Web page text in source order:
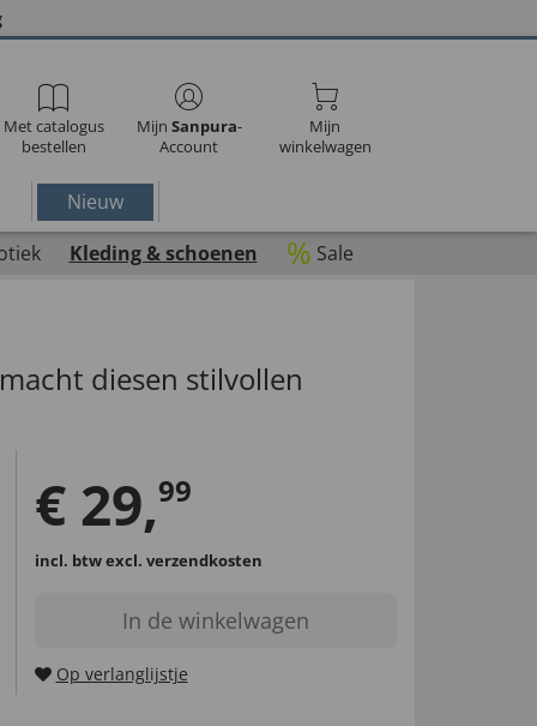
Met catalogus
bestellen
Mijn Sanpura-
Account
Mijn
winkelwagen
Nieuw
Kleding & schoenen % Sale
diesen stilvollen
€ 29,99
incl. btwexcl. verzendkosten
In de winkelwagen
Op verlanglijstje